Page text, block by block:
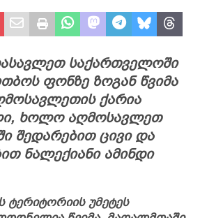
საქართველოში
ფონზე ზოგან წვიმა
ქარია
ხოლო აღმოსავლეთ
შედარებით ცივი და
ნალექიანი ამინდი
ტერიტორიის უმეტეს